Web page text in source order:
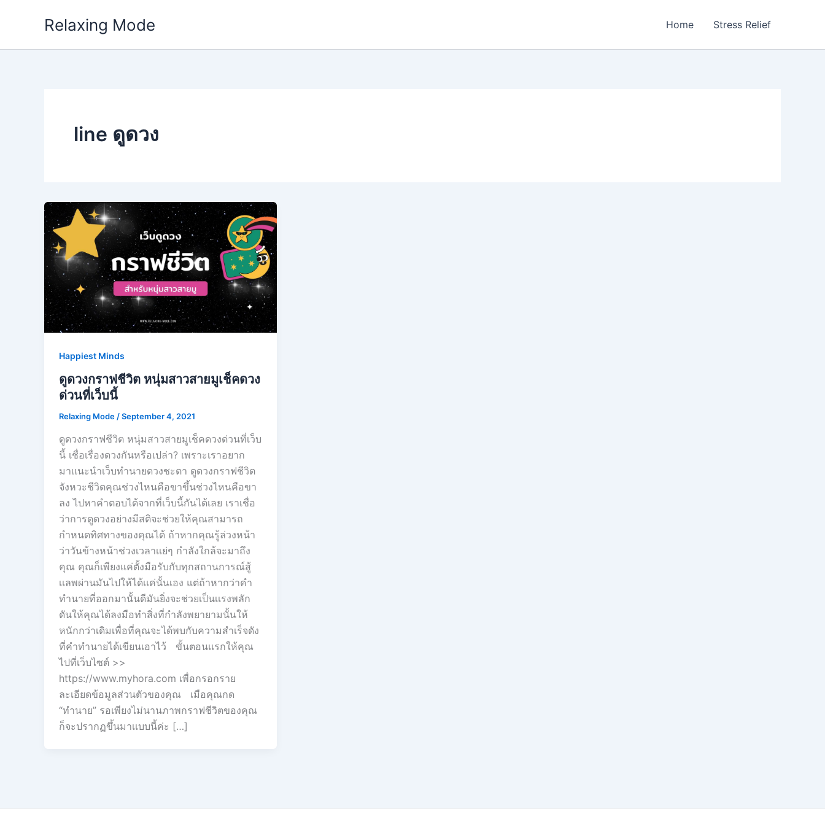
Relaxing Mode Home Stress Relief
line ดูดวง
Happiest Minds
ดูดวงกราฟชีวิต หนุ่มสาวสายมูเช็คดวง
ด่วนที่เว็บนี้
Relaxing Mode /September 4, 2021
ดูดวงกราฟชีวิต หนุ่มสาวสายมูเช็คดวงด่วนที่เว็บ
นี้ เชื่อเรื่องดวงกันหรือเปล่า? เพราะเราอยาก
มาเเนะนำเว็บทำนายดวงชะตา ดูดวงกราฟชีวิต
จังหวะชีวิตคุณช่วงไหนคือขาขึ้นช่วงไหนคือขา
ลง ไปหาคำตอบได้จากที่เว็บนี้กันได้เลย เราเชื่อ
ว่าการดูดวงอย่างมีสติจะช่วยให้คุณสามารถ
กำหนดทิศทางของคุณได้ ถ้าหากคุณรู้ล่วงหน้า
ว่าวันข้างหน้าช่วงเวลาเเย่ๆ กำลังใกล้จะมาถึง
คุณ คุณก็เพียงแค่ตั้งมือรับกับทุกสถานการณ์สู้
เเลพผ่านมันไปให้ได้เเค่นั้นเอง แต่ถ้าหากว่าคำ
ทำนายที่ออกมานั้นดีมันยิ่งจะช่วยเป็นเเรงพลัก
ดันให้คุณได้ลงมือทำสิ่งที่กำลังพยายามนั้นให้
หนักกว่าเดิมเพื่อที่คุณจะได้พบกับความสำเร็จดัง
ที่คำทำนายได้เขียนเอาไว้ ขั้นตอนเเรกให้คุณ
ไปที่เว็บไซต์ >>
https://www.myhora.com เพื่อกรอกราย
ละเอียดข้อมูลส่วนตัวของคุณ เมือคุณกด
“ทำนาย” รอเพียงไม่นานภาพกราฟชีวิตของคุณ
ก็จะปรากฏขึ้นมาเเบบนี้ค่ะ […]